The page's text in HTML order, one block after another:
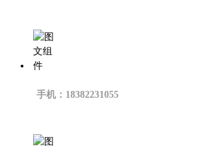
手机：18382231055